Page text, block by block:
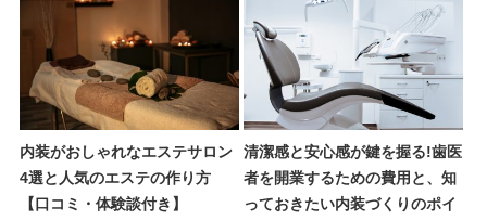
内装がおしゃれなエステサロン
4選と人気のエステの作り方
【口コミ・体験談付き】
清潔感と安心感が鍵を握る!歯医
者を開業するための費用と、知
っておきたい内装づくりのポイ